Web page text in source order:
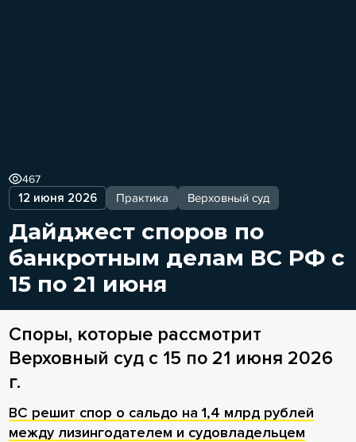
12 июня 2026 Практика Верховный суд
467
Дайджест споров по
банкротным делам ВС РФ с
15 по 21 июня
Споры, которые рассмотрит
Верховный суд с 15 по 21 июня 2026
г.
ВС решит спор о сальдо на 1,4 млрд рублей
между лизингодателем и судовладельцем